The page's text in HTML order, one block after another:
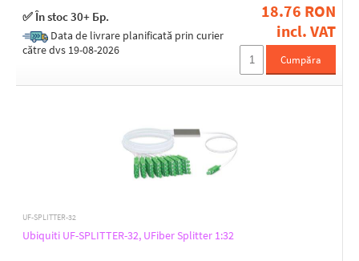
✅ În stoc 30+ Бр.
Data de livrare planificată prin curier
către dvs 19-08-2026
18.76 RON
incl. VAT
Cumpăra
UF-SPLITTER-32
Ubiquiti UF-SPLITTER-32, UFiber Splitter 1:32